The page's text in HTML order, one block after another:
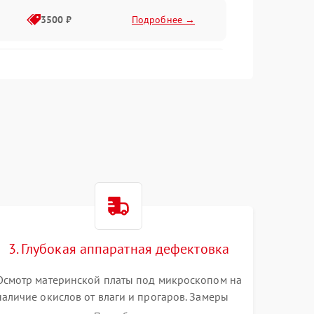
3500 ₽ Подробнее →
3000 ₽ Подробнее →
3. Глубокая аппаратная дефектовка
материнской платы под микроскопом на
окислов от влаги и прогаров. Замеры